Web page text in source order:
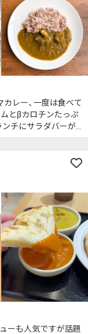
テイクアウトOK
煙席あり
テラス席あり
OK
る・使える
お店
10時以降も営業
テイクアウトOK
煙席あり
OK
・使える
レー、一度は食べて
とβカロチンたっぷ
ンチにサラダバーが
ト、ママ会など)での3
ーも人気ですが話題